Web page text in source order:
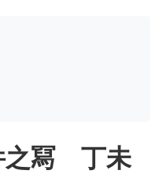
之冩 丁未